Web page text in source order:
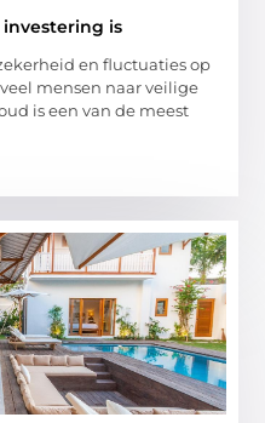
is
en fluctuaties op
mensen naar veilige
is een van de meest